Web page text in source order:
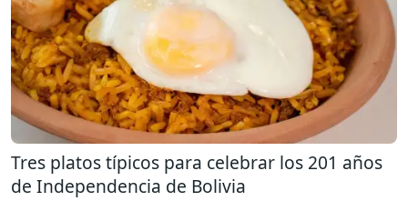
Tres platos típicos para celebrar los 201 años
de Independencia de Bolivia